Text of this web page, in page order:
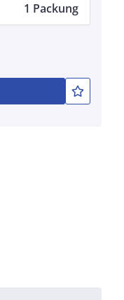
1 Packung